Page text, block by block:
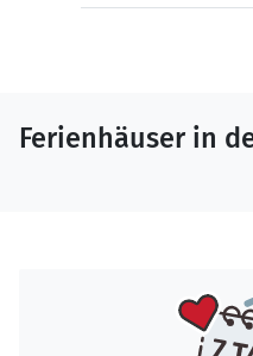
Ferienhäuser in